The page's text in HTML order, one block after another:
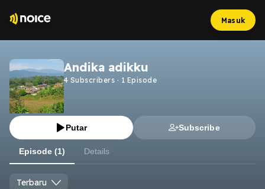
Masuk
Andika adikku
4 Subscribers · 1 Episode
Putar Subscribe
Episode (1) Details
Terbaru